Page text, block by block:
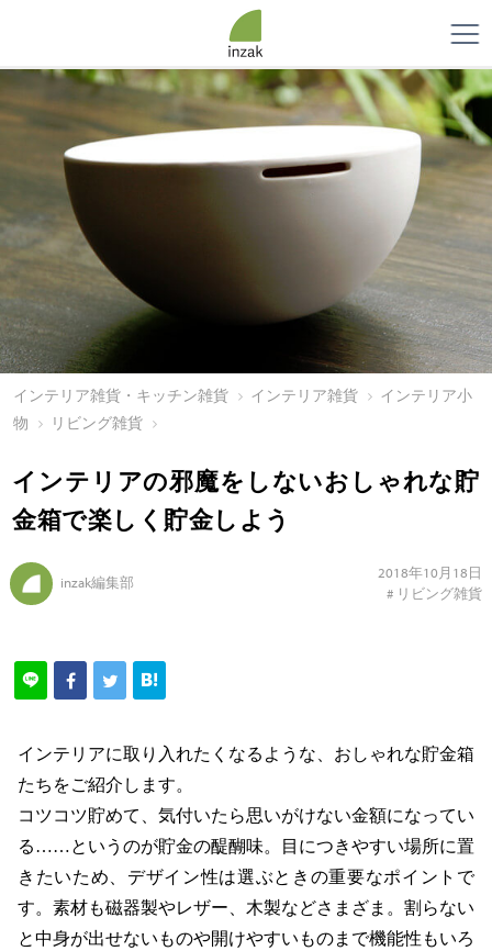
インテリア雑貨・キッチン雑貨 インテリア雑貨
インテリア小
物
リビング雑貨
インテリアの邪魔をしないおしゃれな貯
金箱で楽しく貯金しよう
inzak編集部
2018年10月18日
# リビング雑貨
インテリアに取り入れたくなるような、おしゃれな貯金箱
たちをご紹介します。
コツコツ貯めて、気付いたら思いがけない金額になってい
る……というのが貯金の醍醐味。目につきやすい場所に置
きたいため、デザイン性は選ぶときの重要なポイントで
す。素材も磁器製やレザー、木製などさまざま。割らない
と中身が出せないものや開けやすいものまで機能性もいろ